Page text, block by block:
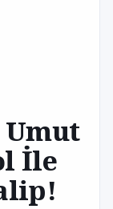
Umut
İle